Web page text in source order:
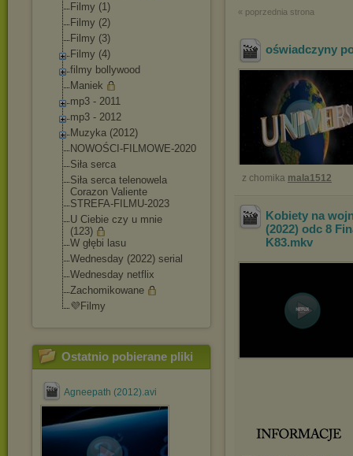
Filmy (1)
Filmy (2)
Filmy (3)
Filmy (4)
filmy bollywood
Maniek
mp3 - 2011
mp3 - 2012
Muzyka (2012)
NOWOŚCI-FILMOWE-2020
Siła serca
Siła serca telenowela
Corazon Valiente
STREFA-FILMU-2023
U Ciebie czy u mnie
(123)
W głębi lasu
Wednesday (2022) serial
Wednesday netflix
Zachomikowane
💜Filmy
Ostatnio pobierane pliki
Agneepath (2012).avi
« poprzednia strona
oświadczyny
z chomika mala1512
Kobiety na
(2022) odc 8
K83.mkv